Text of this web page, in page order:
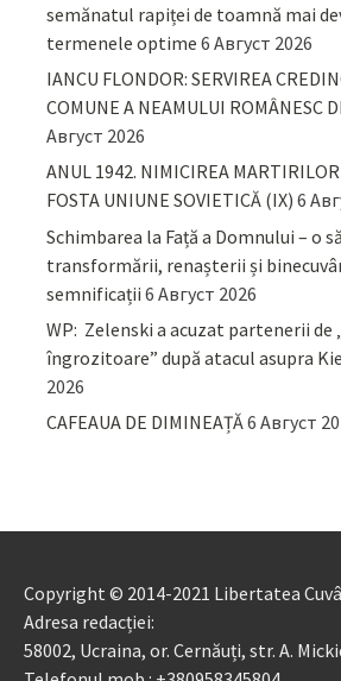
semănatul rapiței de toamnă mai
termenele optime 6 Август 2026
IANCU FLONDOR: SERVIREA
COMUNE A NEAMULUI ROMÂNESC
Август 2026
ANUL 1942. NIMICIREA
FOSTA UNIUNE SOVIETICĂ (IX) 6
Schimbarea la Față a Domnului – o
transformării, renașterii și
semnificații 6 Август 2026
WP: Zelenski a acuzat partenerii de
îngrozitoare” după atacul asupra
2026
CAFEAUA DE DIMINEAȚĂ6 Август
Copyright © 2014-2021 Libertatea
Adresa redacției:
58002, Ucraina, or. Cernăuți, str. A.